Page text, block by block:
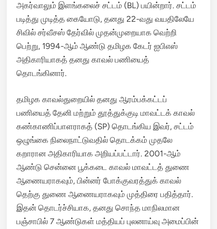
அகர்வாலும் இளங்கலைச் சட்டம் (BL) பயின்றார். சட்டம்
படித்து முடித்த கையோடு, தனது 22-வது வயதிலேயே
சிவில் சர்வீசஸ் தேர்வில் முதன்முறையாக வெற்றி
பெற்று, 1994-ஆம் ஆண்டு தமிழக கேடர் ஐபிஎஸ்
அதிகாரியாகத் தனது காவல் பணியைத்
தொடங்கினார்.
தமிழக காவல்துறையில் தனது ஆரம்பக்கட்டப்
பணியைத் தேனி மற்றும் தூத்துக்குடி மாவட்டக் காவல்
கண்காணிப்பாளராகத் (SP) தொடங்கிய இவர், சட்டம்
ஒழுங்கை நிலைநாட்டுவதில் தொடக்கம் முதலே
கறாரான அதிகாரியாக அறியப்பட்டார். 2001-ஆம்
ஆண்டு சென்னை பூக்கடை காவல் மாவட்டத் துணை
ஆணையராகவும், பின்னர் போக்குவரத்துக் காவல்
தெற்கு துணை ஆணையராகவும் முத்திரை பதித்தார்.
இதன் தொடர்ச்சியாக, தனது சொந்த மாநிலமான
பஞ்சாபில் 7 ஆண்டுகள் மத்தியப் புலனாய்வு அமைப்பின்